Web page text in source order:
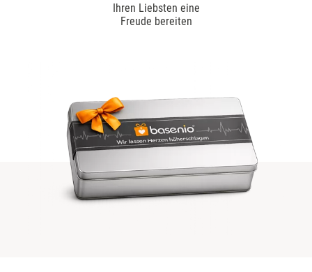
Ihren Liebsten eine
Freude bereiten